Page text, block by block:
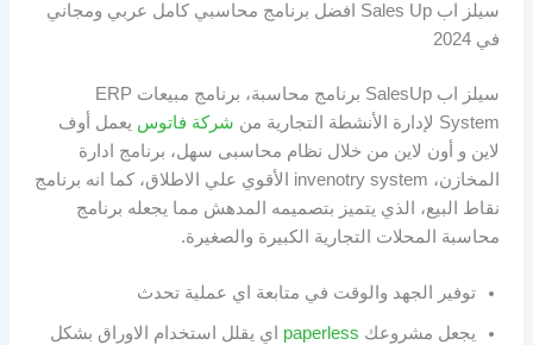
سيلز اب Sales Up افضل برنامج محاسبي كامل عربي ومجاني
في 2024
سيلز اب SalesUp برنامج محاسبة، برنامج مبيعات ERP
System لإدارة الأنشطة التجارية من
شركة فاتوس يعمل أوف
لاين و أون لاين من خلال نظام محاسبى سهل، برنامج ادارة
المخازن، invenotry system الأقوي علي الاطلاق، كما انه برنامج
نقاط البيع، الذي يتميز بتصميمه المدهش مما يجعله برنامج
محاسبة المحلات التجارية الكبيرة والصغيرة.
توفير الجهد والوقت في متابعة اي عملية تحدث
يجعل مشروعك paperless اي يقلل استخدام الاوراق بشكل